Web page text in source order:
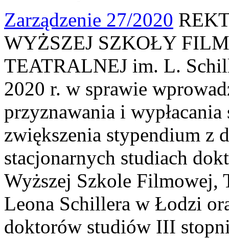
Zarządzenie 27/2020
WYŻSZEJ SZKOŁY
TEATRALNEJ im. L.
2020 r. w sprawie
przyznawania i
zwiększenia stypendium z
stacjonarnych studiach
Wyższej Szkole Filmowej,
Leona Schillera w Łodzi
doktorów studiów III